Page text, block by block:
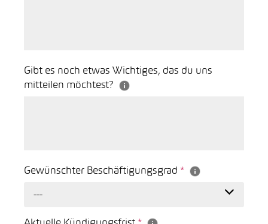
Gibt es noch etwas Wichtiges, das du uns
mitteilen möchtest?
Gewünschter Beschäftigungsgrad *
---